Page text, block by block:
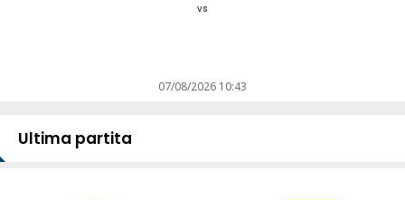
vs
07/08/2026 10:43
Ultima partita